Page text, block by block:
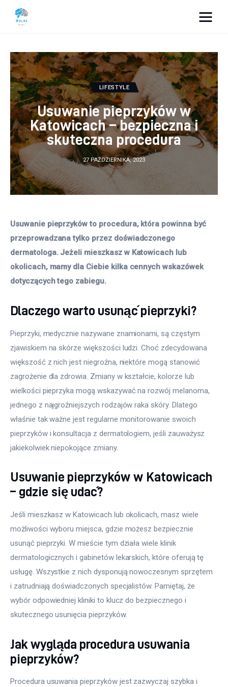
Lifestyle
Biznes
Dom i ogród
Uroda
Zdrowie
Więcej
LIFESTYLE
Usuwanie pieprzyków w
Katowicach – bezpieczna i
skuteczna procedura
27 PAŹDZIERNIKA, 2023
Usuwanie pieprzyków to procedura, która powinna być
przeprowadzana tylko przez doświadczonego
dermatologa. Jeżeli mieszkasz w Katowicach lub
okolicach, mamy dla Ciebie kilka cennych wskazówek
dotyczących tego zabiegu.
Dlaczego warto usunąć pieprzyki?
Pieprzyki, medycznie nazywane znamionami, są częstym
zjawiskiem na skórze większości ludzi. Choć zdecydowana
większość z nich jest niegroźna, niektóre mogą stanowić
zagrożenie dla zdrowia. Zmiany w kształcie, kolorze lub
wielkości pieprzyka mogą wskazywać na rozwój melanoma,
jednego z najgroźniejszych rodzajów raka skóry. Dlatego
właśnie tak ważne jest regularne monitorowanie swoich
pieprzyków i konsultacja z dermatologiem, jeśli zauważysz
jakiekolwiek niepokojące zmiany.
Usuwanie pieprzyków w Katowicach
– gdzie się udać?
Jeśli mieszkasz w Katowicach lub okolicach, masz wiele
możliwości wyboru miejsca, gdzie możesz bezpiecznie
usunąć pieprzyki. W mieście tym działa wiele klinik
dermatologicznych i gabinetów lekarskich, które oferują tę
usługę. Wszystkie z nich dysponują nowoczesnym sprzętem
i zatrudniają doświadczonych specjalistów. Pamiętaj, że
wybór odpowiedniej kliniki to klucz do bezpiecznego i
skutecznego usunięcia pieprzyków.
Jak wygląda procedura usuwania
pieprzyków?
Procedura usuwania pieprzyków jest zazwyczaj szybka i